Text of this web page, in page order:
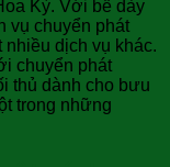
Kỳ. Với bề dày
vụ chuyển phát
nhiều dịch vụ khác.
chuyển phát
thủ dành cho bưu
trong những